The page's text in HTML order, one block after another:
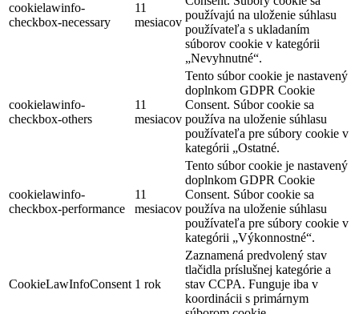
cookielawinfo-
checkbox-necessary
11
mesiacov
používajú na uloženie súhlasu
používateľa s ukladaním
súborov cookie v kategórii
„Nevyhnutné“.
cookielawinfo-
checkbox-others
11
mesiacov
Tento súbor cookie je nastavený
doplnkom GDPR Cookie
Consent. Súbor cookie sa
používa na uloženie súhlasu
používateľa pre súbory cookie v
kategórii „Ostatné.
cookielawinfo-
checkbox-performance
11
mesiacov
Tento súbor cookie je nastavený
doplnkom GDPR Cookie
Consent. Súbor cookie sa
používa na uloženie súhlasu
používateľa pre súbory cookie v
kategórii „Výkonnostné“.
CookieLawInfoConsent 1 rok
Zaznamená predvolený stav
tlačidla príslušnej kategórie a
stav CCPA. Funguje iba v
koordinácii s primárnym